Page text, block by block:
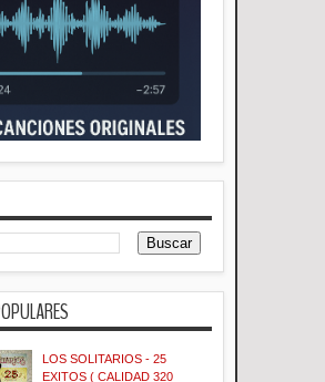
LOS SOLITARIOS - 25
EXITOS ( CALIDAD 320